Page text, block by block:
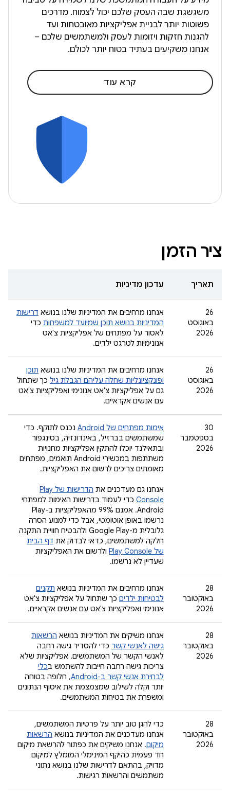
משגשגת שבה העסק שלכם יכול לצמוח. מדרכים
פשוטות יותר לבניית אפליקציות מאובטחות ועד
להגנות חזקות ויזומות לעסק ולמשתמשים שלכם –
אנחנו משקיעים בעתיד בטוח יותר לכולם.
קרא עוד
ציר הזמן
תאריך עדכון מדיניות
‫26
באוגוסט
2026
אנחנו מרחיבים את המדיניות שלנו בנושא דרישות
המדיניות בנושא תוכן שמיועד למשפחות כדי
לאסור על מפתחים של אפליקציות צ'אט
אנונימיות לטרגט ילדים.
‫26
באוגוסט
2026
אנחנו מרחיבים את המדיניות שלנו בנושא תוכן
ופונקציונליות שחלה עליהם הגבלת גיל כך שתחול
גם על אפליקציות צ'אט אנונימי ואפליקציות צ'אט
עם אנשים אקראיים.
‫30
בספטמבר
2026
אימות מפתחים של Android
נכנס לתוקף. כדי
שמשתמשים בברזיל, באינדונזיה, בסינגפור
ובתאילנד יוכלו להתקין אפליקציות מחנויות
משתתפות במכשירי Android תואמים, מפתחים
מאומתים צריכים לרשום את האפליקציות.
אנחנו גם מעדכנים את
הדרישות של Play
Console כדי לעמוד בדרישות האימות למפתחי
Android. אמנם 99% מהאפליקציות ב-Play
נרשמו באופן אוטומטי, אבל כדי למנוע הסרה
גלובלית מ-Google Play ולהבטיח חוויית התקנה
חלקה למשתמשים, כדאי לבדוק את דף הבית
של Play Console
ולרשום את האפליקציות
שעדיין לא נרשמו.
‫28
באוקטובר
2026
אנחנו מרחיבים את המדיניות בנושא תקנים
לבטיחות ילדים כך שתחול על אפליקציות צ'אט
אנונימי ואפליקציות צ'אט עם אנשים אקראיים.
‫28
באוקטובר
2026
אנחנו משיקים את המדיניות בנושא הרשאות
גישה לאנשי קשר כדי להסדיר גישה רחבה
לאנשי הקשר של המשתמשים. אפליקציות שלא
צריכות גישה רחבה חייבות להשתמש בכלי
לבחירת אנשי קשר ב-Android
, חלופה בטוחה
יותר וקלה לשילוב שמצמצמת את איסוף הנתונים
ומשפרת את בטיחות המשתמשים.
‫28
באוקטובר
2026
כדי להגן טוב יותר על פרטיות המשתמשים,
אנחנו מעדכנים את המדיניות בנושא הרשאות
מיקום. אנחנו משיקים את כפתור להרשאת מיקום
חד פעמית כהיקף המינימלי המומלץ למיקום
מדויק, בהתאם לדרישות שלנו בנושא נתוני
משתמשים והרשאות רגישות.